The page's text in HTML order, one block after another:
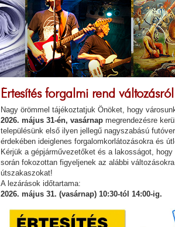
Értesítés forgalmi rend változásról
Nagy örömmel tájékoztatjuk Önöket, hogy
2026. május 31-én, vasárnap megrendezésre
településünk első ilyen jellegű nagyszabású
érdekében ideiglenes forgalomkorlátozásokra és
Kérjük a gépjárművezetőket és a lakosságot,
során fokozottan figyeljenek az alábbi
útszakaszokat!
A lezárások időtartama:
2026. május 31. (vasárnap) 10:30-tól 14:00-ig.